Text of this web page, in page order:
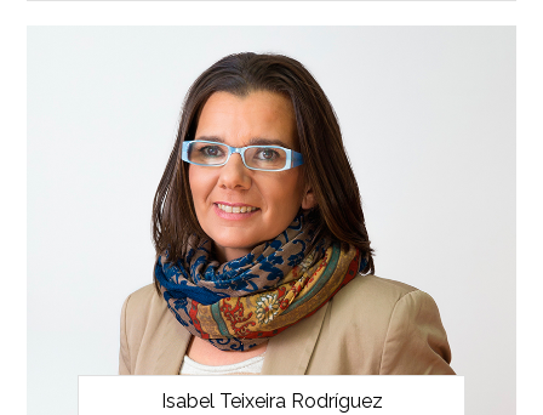
Isabel Teixeira Rodríguez